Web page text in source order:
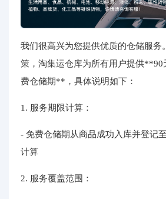
我们很高兴为您提供优质的仓储服务
策，淘集运仓库为所有用户提供**90
费仓储期**，具体说明如下：
1. 服务期限计算：
- 免费仓储期从商品成功入库并登记
计算
2. 服务覆盖范围：